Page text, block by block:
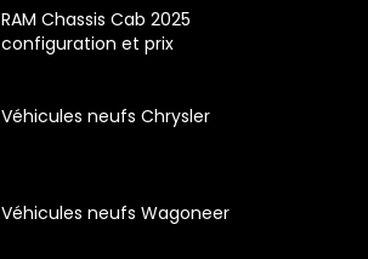
RAM Chassis Cab 2025
configuration et prix
Véhicules neufs Chrysler
Véhicules neufs Wagoneer